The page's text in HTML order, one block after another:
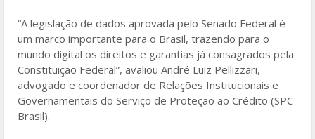
“A legislação de dados aprovada pelo Senado Federal é
um marco importante para o Brasil, trazendo para o
mundo digital os direitos e garantias já consagrados pela
Constituição Federal”, avaliou André Luiz Pellizzari,
advogado e coordenador de Relações Institucionais e
Governamentais do Serviço de Proteção ao Crédito (SPC
Brasil).